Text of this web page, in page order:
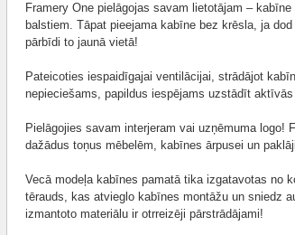
Framery One pielāgojas savam lietotājam –
balstiem. Tāpat pieejama kabīne bez krēsla, ja
pārbīdi to jaunā vietā!
Pateicoties iespaidīgajai ventilācijai, strādājot
nepieciešams, papildus iespējams uzstādīt
Pielāgojies savam interjeram vai uzņēmuma logo!
dažādus toņus mēbelēm, kabīnes ārpusei un
Vecā modeļa kabīnes pamatā tika izgatavotas no
tērauds, kas atvieglo kabīnes montāžu un sniedz
izmantoto materiālu ir otrreizēji pārstrādājami!